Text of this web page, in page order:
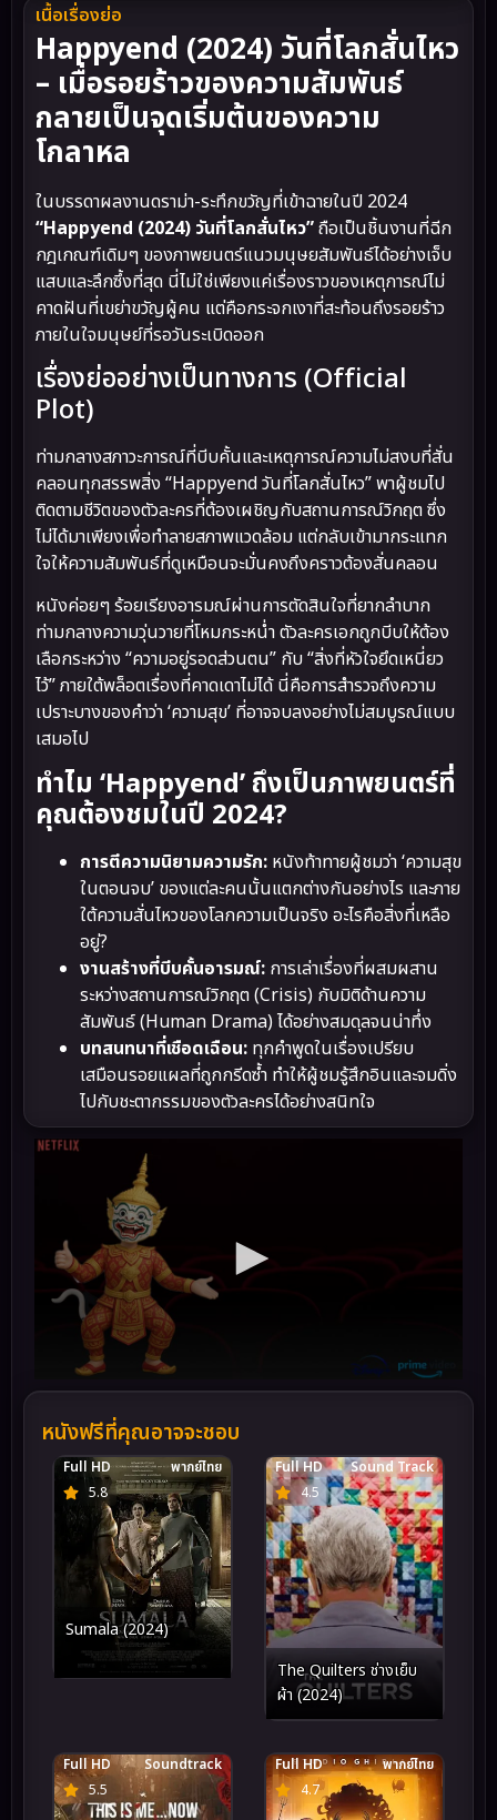
เนื้อเรื่องย่อ
Happyend (2024) วันที่โลกสั่นไหว
– เมื่อรอยร้าวของความสัมพันธ์
กลายเป็นจุดเริ่มต้นของความ
โกลาหล
ในบรรดาผลงานดราม่า-ระทึกขวัญที่เข้าฉายในปี 2024
“Happyend (2024) วันที่โลกสั่นไหว”ถือเป็นชิ้นงานที่ฉีก
กฎเกณฑ์เดิมๆ ของภาพยนตร์แนวมนุษยสัมพันธ์ได้อย่างเจ็บ
แสบและลึกซึ้งที่สุด นี่ไม่ใช่เพียงแค่เรื่องราวของเหตุการณ์ไม่
คาดฝันที่เขย่าขวัญผู้คน แต่คือกระจกเงาที่สะท้อนถึงรอยร้าว
ภายในใจมนุษย์ที่รอวันระเบิดออก
เรื่องย่ออย่างเป็นทางการ (Official
Plot)
ท่ามกลางสภาวะการณ์ที่บีบคั้นและเหตุการณ์ความไม่สงบที่สั่น
คลอนทุกสรรพสิ่ง “Happyend วันที่โลกสั่นไหว” พาผู้ชมไป
ติดตามชีวิตของตัวละครที่ต้องเผชิญกับสถานการณ์วิกฤต ซึ่ง
ไม่ได้มาเพียงเพื่อทำลายสภาพแวดล้อม แต่กลับเข้ามากระแทก
ใจให้ความสัมพันธ์ที่ดูเหมือนจะมั่นคงถึงคราวต้องสั่นคลอน
หนังค่อยๆ ร้อยเรียงอารมณ์ผ่านการตัดสินใจที่ยากลำบาก
ท่ามกลางความวุ่นวายที่โหมกระหน่ำ ตัวละครเอกถูกบีบให้ต้อง
เลือกระหว่าง “ความอยู่รอดส่วนตน” กับ “สิ่งที่หัวใจยึดเหนี่ยว
ไว้” ภายใต้พล็อตเรื่องที่คาดเดาไม่ได้ นี่คือการสำรวจถึงความ
เปราะบางของคำว่า ‘ความสุข’ ที่อาจจบลงอย่างไม่สมบูรณ์แบบ
เสมอไป
ทำไม ‘Happyend’ ถึงเป็นภาพยนตร์ที่
คุณต้องชมในปี 2024?
การตีความนิยามความรัก: หนังท้าทายผู้ชมว่า ‘ความสุข
ในตอนจบ’ ของแต่ละคนนั้นแตกต่างกันอย่างไร และภาย
ใต้ความสั่นไหวของโลกความเป็นจริง อะไรคือสิ่งที่เหลือ
อยู่?
งานสร้างที่บีบคั้นอารมณ์: การเล่าเรื่องที่ผสมผสาน
ระหว่างสถานการณ์วิกฤต (Crisis) กับมิติด้านความ
สัมพันธ์ (Human Drama) ได้อย่างสมดุลจนน่าทึ่ง
บทสนทนาที่เชือดเฉือน: ทุกคำพูดในเรื่องเปรียบ
เสมือนรอยแผลที่ถูกกรีดซ้ำ ทำให้ผู้ชมรู้สึกอินและจมดิ่ง
ไปกับชะตากรรมของตัวละครได้อย่างสนิทใจ
หนังฟรีที่คุณอาจจะชอบ
5.8
Full HD พากย์ไทย
Sumala (2024)
4.5
Full HD Sound Track
The Quilters ช่างเย็บ
ผ้า (2024)
5.5
Full HD
Soundtrack
4.7
Full HD พากย์ไทย